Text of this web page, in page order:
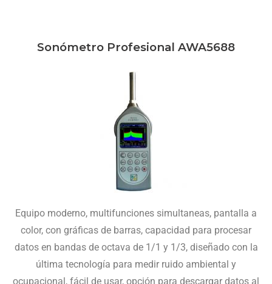
Sonómetro Profesional AWA5688
Equipo moderno, multifunciones simultaneas, pantalla a
color, con gráficas de barras, capacidad para procesar
datos en bandas de octava de 1/1 y 1/3, diseñado con la
última tecnología para medir ruido ambiental y
ocupacional, fácil de usar, opción para descargar datos al